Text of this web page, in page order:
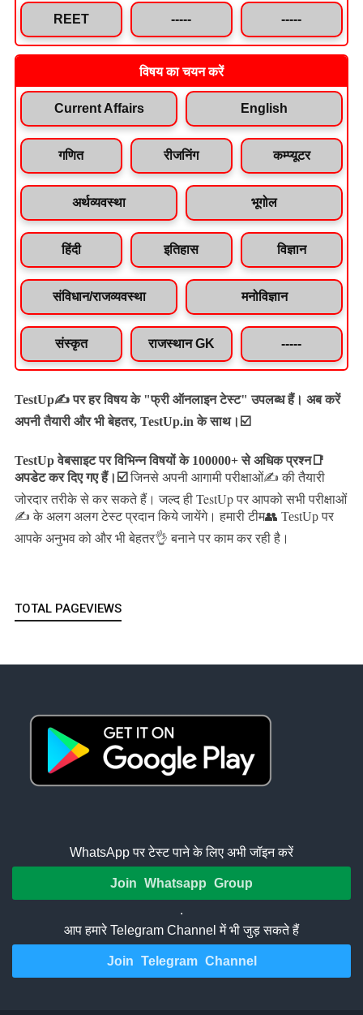
REET ----- -----
विषय का चयन करें
Current Affairs English
गणित रीजनिंग कम्प्यूटर
अर्थव्यवस्था भूगोल
हिंदी इतिहास विज्ञान
संविधान/राजव्यवस्था मनोविज्ञान
संस्कृत राजस्थान GK -----
TestUp✍️ पर हर विषय के "फ्री ऑनलाइन टेस्ट" उपलब्ध हैं। अब करें
अपनी तैयारी और भी बेहतर, TestUp.in के साथ।☑️
TestUp वेबसाइट पर विभिन्न विषयों के 100000+ से अधिक प्रश्न📑
अपडेट कर दिए गए हैं। ☑️ जिनसे अपनी आगामी परीक्षाओं✍️ की तैयारी
जोरदार तरीके से कर सकते हैं।जल्द ही TestUp पर आपको सभी परीक्षाओं
✍️ के अलग अलग टेस्ट प्रदान किये जायेंगे। हमारी टीम👥 TestUp पर
आपके अनुभव को और भी बेहतर👌 बनाने पर काम कर रही है।
TOTAL PAGEVIEWS
WhatsApp पर टेस्ट पाने के लिए अभी जॉइन करें
Join Whatsapp Group
.
आप हमारे Telegram Channel में भी जुड़ सकते हैं
Join Telegram Channel